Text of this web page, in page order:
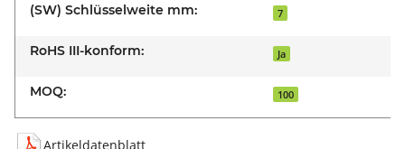
(SW) Schlüsselweite mm: 7
RoHS III-konform: Ja
MOQ: 100
Artikeldatenblatt